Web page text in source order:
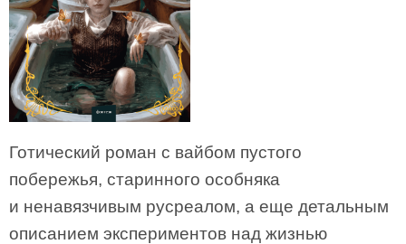
Готический роман с вайбом пустого
побережья, старинного особняка
и ненавязчивым русреалом, а еще детальным
описанием экспериментов над жизнью